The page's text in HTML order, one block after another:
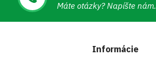
Máte otázky? Napíšte nám.
Informácie